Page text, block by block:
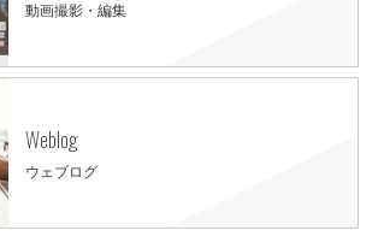
動画撮影・編集
Weblog
ウェブログ